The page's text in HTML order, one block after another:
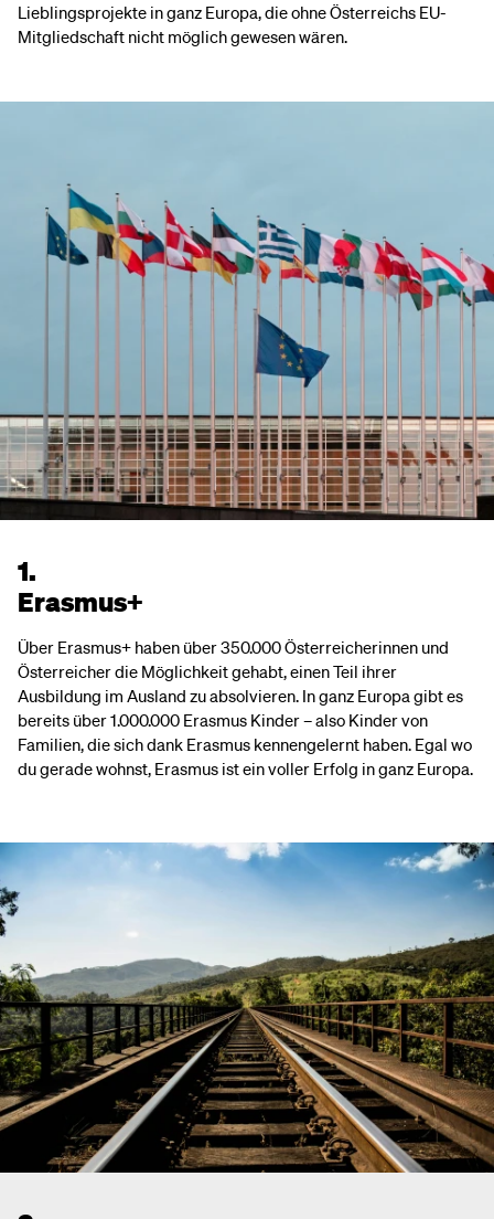
Lieblingsprojekte in ganz Europa, die ohne Österreichs EU-
Mitgliedschaft nicht möglich gewesen wären.
1.
Erasmus+
Über Erasmus+ haben über 350.000 Österreicherinnen und
Österreicher die Möglichkeit gehabt, einen Teil ihrer
Ausbildung im Ausland zu absolvieren. In ganz Europa gibt es
bereits über 1.000.000 Erasmus Kinder – also Kinder von
Familien, die sich dank Erasmus kennengelernt haben. Egal wo
du gerade wohnst, Erasmus ist ein voller Erfolg in ganz Europa.